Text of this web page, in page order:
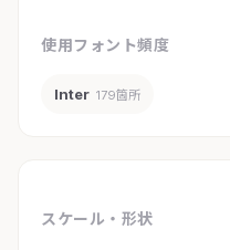
使用フォント頻度
Inter 179箇所
スケール・形状